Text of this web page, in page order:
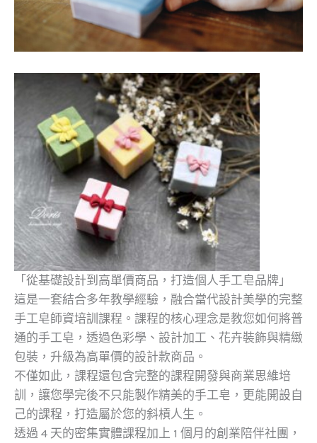
「從基礎設計到高單價商品，打造個人手工皂品牌」
這是一套結合多年教學經驗，融合當代設計美學的完整
手工皂師資培訓課程。課程的核心理念是教您如何將普
通的手工皂，透過色彩學、設計加工、花卉裝飾與精緻
包裝，升級為高單價的設計款商品。
不僅如此，課程還包含完整的課程開發與商業思維培
訓，讓您學完後不只能製作精美的手工皂，更能開設自
己的課程，打造屬於您的斜槓人生。
透過 4 天的密集實體課程加上 1 個月的創業陪伴社團，